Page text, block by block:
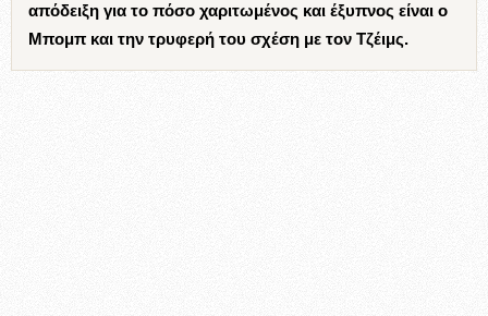
απόδειξη για το πόσο χαριτωμένος και έξυπνος είναι ο
Μπομπ και την τρυφερή του σχέση με τον Τζέιμς.